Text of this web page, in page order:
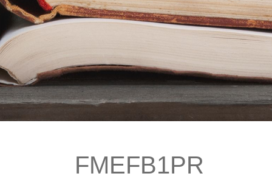
FMEFB1PR